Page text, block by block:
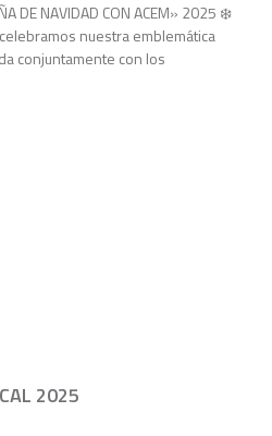
DE NAVIDAD CON ACEM» 2025 ❄️
nuestra emblemática
conjuntamente con los
2025